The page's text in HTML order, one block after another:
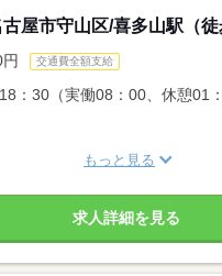
屋市守山区/喜多山駅（徒
交通費全額支給
：30（実働08：00、休憩01：
もっと見る
求人詳細を見る